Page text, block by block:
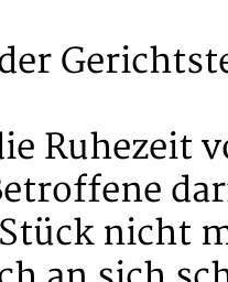
Ruhezeit
nicht